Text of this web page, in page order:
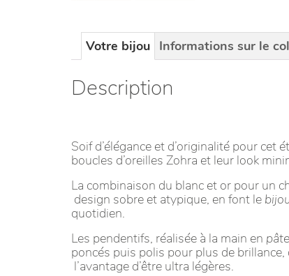
Votre bijou Informations sur le
Description
Soif d’élégance et d’originalité pour cet
boucles d’oreilles Zohra et leur look
La combinaison du blanc et or pour un
design sobre et atypique, en font le
quotidien.
Les pendentifs, réalisée à la main en
poncés puis polis pour plus de
l’avantage d’être ultra légères.